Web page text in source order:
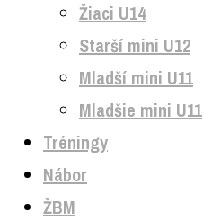
Žiaci U14
Starší mini U12
Mladší mini U11
Mladšie mini U11
Tréningy
Nábor
ŽBM